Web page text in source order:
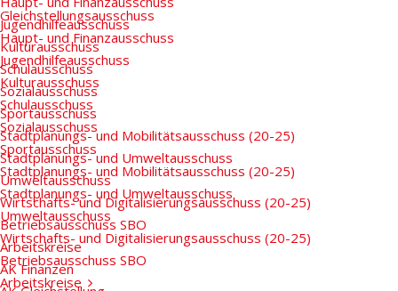
Jugendhilfeausschuss
Kulturausschuss
Schulausschuss
Sozialausschuss
Sportausschuss
Stadtplanungs- und Mobilitätsausschuss (20-25)
Stadtplanungs- und Umweltausschuss
Umweltausschuss
Wirtschafts- und Digitalisierungsausschuss (20-25)
Betriebsausschuss SBO
Arbeitskreise
AK Finanzen
Gleichstellungsausschuss
Haupt- und Finanzausschuss
Jugendhilfeausschuss
Kulturausschuss
Schulausschuss
Sozialausschuss
Sportausschuss
Stadtplanungs- und Mobilitätsausschuss (20-25)
Stadtplanungs- und Umweltausschuss
Umweltausschuss
Wirtschafts- und Digitalisierungsausschuss (20-25)
Betriebsausschuss SBO
Arbeitskreise